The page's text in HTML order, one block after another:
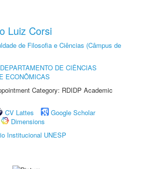
Luiz Corsi
de Filosofia e Ciências (Câmpus de
DEPARTAMENTO DE CIÊNCIAS
ECONÔMICAS
Category: RDIDP Academic
CV Lattes
Google Scholar
Dimensions
Institucional UNESP